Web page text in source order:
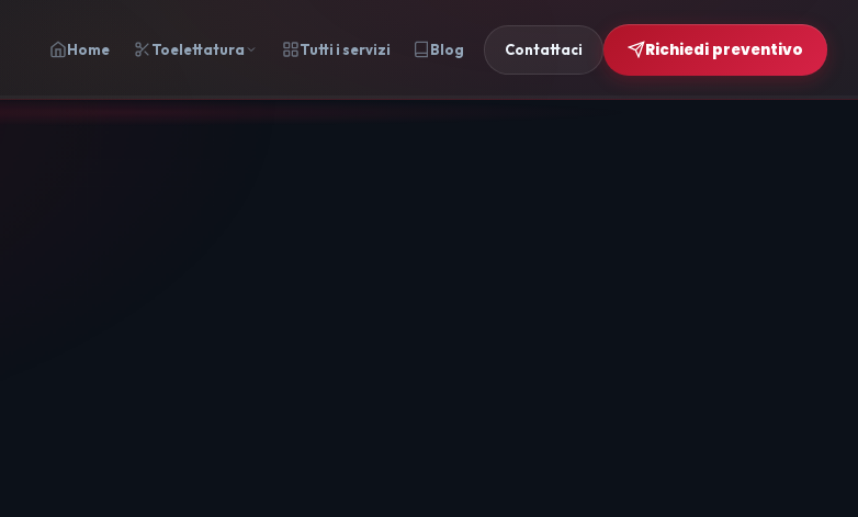
Home Toelettatura Tutti i servizi Blog Contattaci Richiedi preventivo